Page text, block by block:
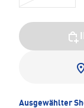
Ausgewählter